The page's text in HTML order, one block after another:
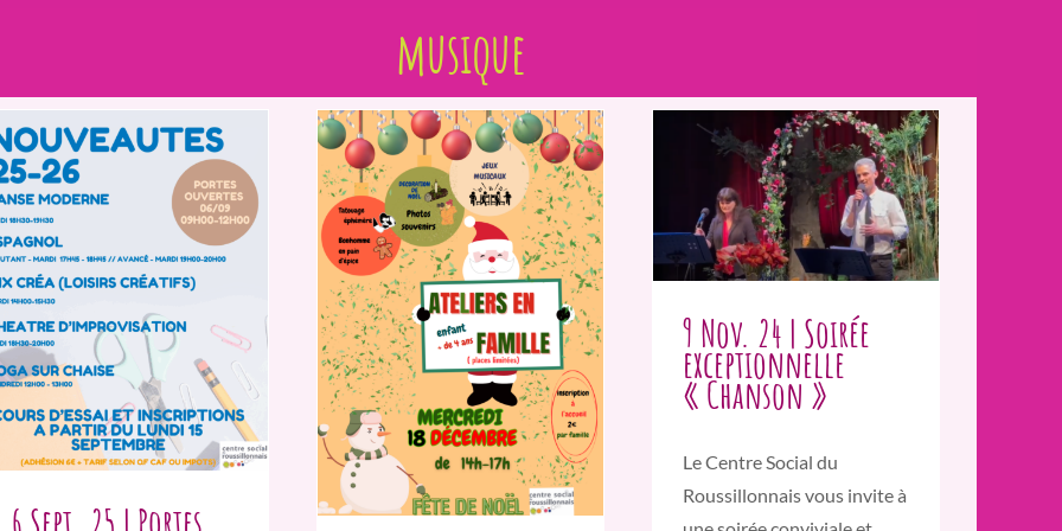
musique
9 Nov. 24 | Soirée
exceptionnelle
« Chanson »
Le Centre Social du
Roussillonnais vous invite à